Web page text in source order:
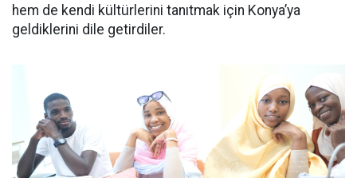
hem de kendi kültürlerini tanıtmak için Konya’ya
geldiklerini dile getirdiler.